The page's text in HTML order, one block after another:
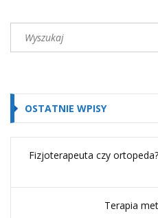
OSTATNIE WPISY
Fizjoterapeuta czy
Terapia